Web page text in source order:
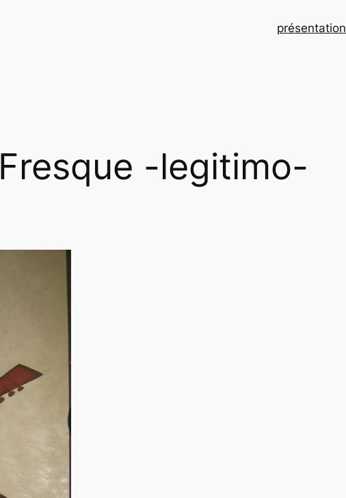
présentation
Fresque -legitimo-